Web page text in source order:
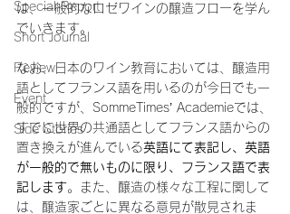
Special Report
Short Journal
Review
Event
Side Stories
は、一般的なロゼワインの醸造フローを学ん
でいきます。
なお、日本のワイン教育においては、醸造用
語としてフランス語を用いるのが今日でも一
般的ですが、SommeTimes’ Academieでは、
すでに世界の共通語としてフランス語からの
置き換えが進んでいる英語にて表記し、英語
が一般的で無いものに限り、フランス語で表
記します。また、醸造の様々な工程に関して
は、醸造家ごとに異なる意見が散見されま